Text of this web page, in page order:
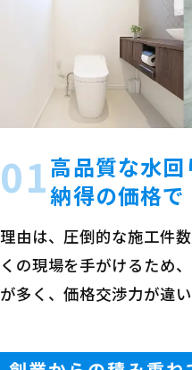
01高品質な水回
納得の価格で
理由は、圧倒的な施工件
くの現場を手がけるため
が多く、価格交渉力が違い